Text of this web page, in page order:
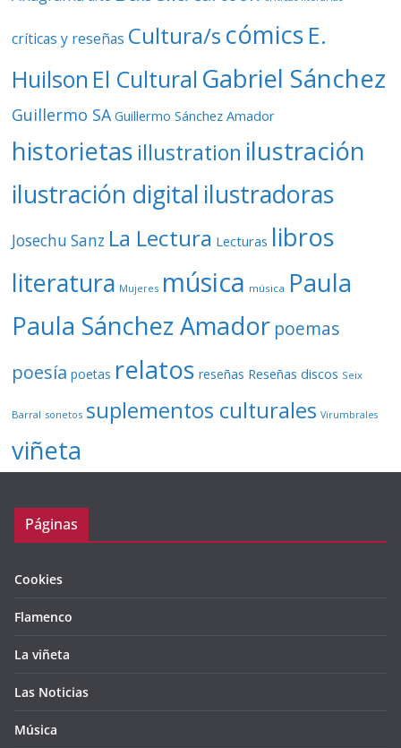
críticas y reseñas Cultura/s cómics E.
Huilson El Cultural Gabriel Sánchez
Guillermo SA Guillermo Sánchez Amador
historietas illustration ilustración
ilustración digital ilustradoras
Josechu Sanz La Lectura Lecturas libros
literatura Mujeres música música Paula
Paula Sánchez Amador poemas
poesía poetas relatos reseñas Reseñas discos Seix
Barral sonetos suplementos culturales Virumbrales
viñeta
Páginas
Cookies
Flamenco
La viñeta
Las Noticias
Música